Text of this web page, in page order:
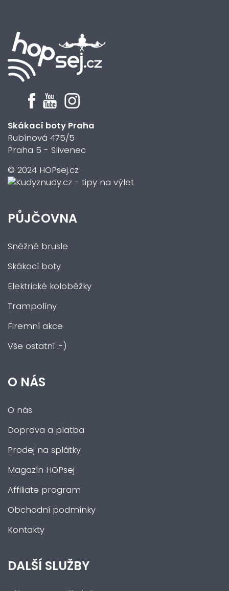
Skákací boty Praha
Rubínová 475/5
Praha 5 - Slivenec
© 2024 HOPsej.cz
PŮJČOVNA
Sněžné brusle
Skákací boty
Elektrické koloběžky
Trampolíny
Firemní akce
Vše ostatní :-)
O NÁS
O nás
Doprava a platba
Prodej na splátky
Magazín HOPsej
Affiliate program
Obchodní podmínky
Kontakty
DALŠÍ SLUŽBY